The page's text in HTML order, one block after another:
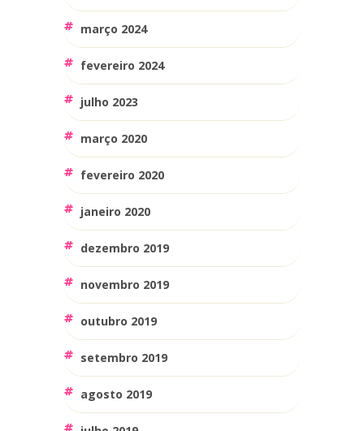
março 2024
fevereiro 2024
julho 2023
março 2020
fevereiro 2020
janeiro 2020
dezembro 2019
novembro 2019
outubro 2019
setembro 2019
agosto 2019